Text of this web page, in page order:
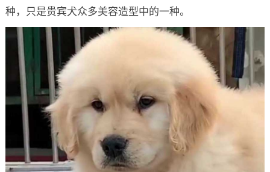
种，只是贵宾犬众多美容造型中的一种。